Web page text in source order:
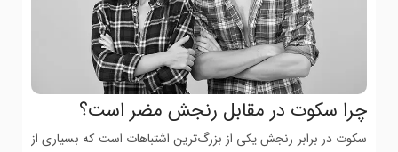
چرا سکوت در مقابل رنجش مضر است؟
سکوت در برابر رنجش یکی از بزرگ‌ترین اشتباهات است که بسیاری از